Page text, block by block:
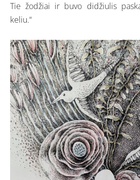
Tie žodžiai ir buvo didžiulis
keliu.“